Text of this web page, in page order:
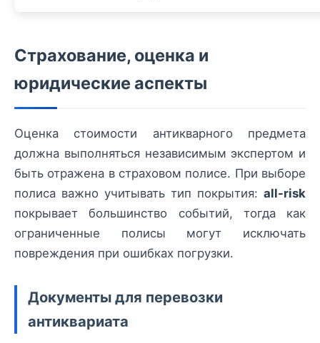
Страхование, оценка и
юридические аспекты
Оценка стоимости антикварного предмета
должна выполняться независимым экспертом и
быть отражена в страховом полисе. При выборе
полиса важно учитывать тип покрытия: all-risk
покрывает большинство событий, тогда как
ограниченные полисы могут исключать
повреждения при ошибках погрузки.
Документы для перевозки
антиквариата